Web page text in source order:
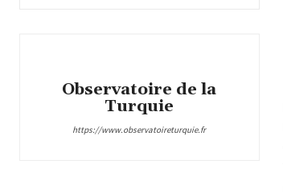
Observatoire de la
Turquie
https://www.observatoireturquie.fr